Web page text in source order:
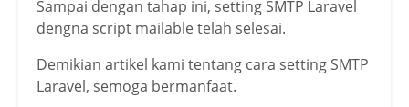
Sampai dengan tahap ini, setting SMTP Laravel
dengna script mailable telah selesai.
Demikian artikel kami tentang cara setting SMTP
Laravel, semoga bermanfaat.